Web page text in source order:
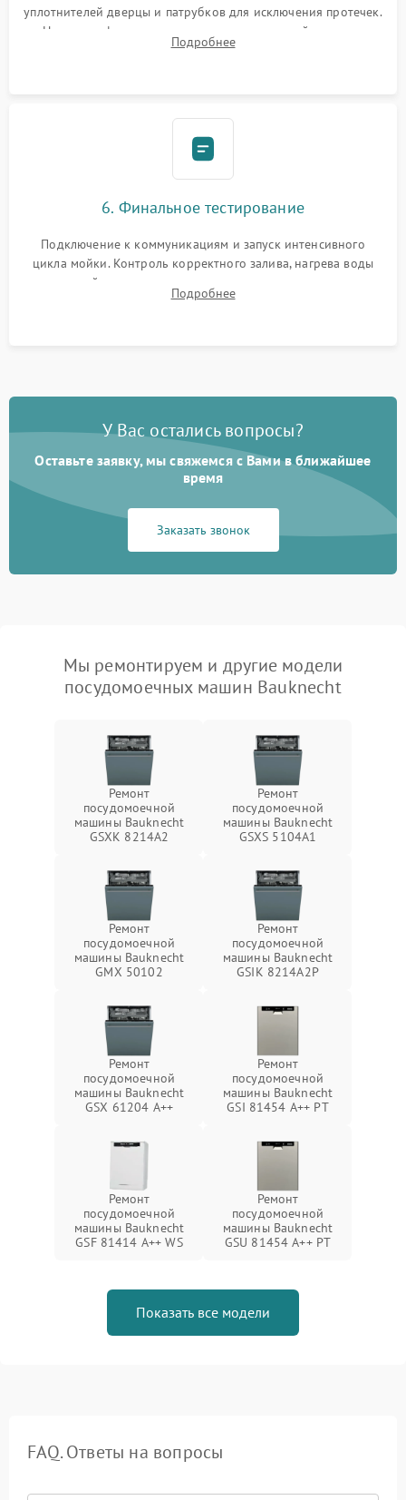
уплотнителей дверцы и патрубков для исключения протечек.
Надежная фиксация хомутов гидравлической системы,
сборка корпуса и установка датчика поплавка.
Подробнее
6. Финальное тестирование
Подключение к коммуникациям и запуск интенсивного
цикла мойки. Контроль корректного залива, нагрева воды
до нужной температуры, отсутствия посторонних шумов,
штатного слива и абсолютной сухости в поддоне.
Подробнее
У Вас остались вопросы?
Оставьте заявку, мы свяжемся с Вами в ближайшее
время
Заказать звонок
Мы ремонтируем и другие модели
посудомоечных машин Bauknecht
Ремонт
посудомоечной
машины Bauknecht
GSXK 8214A2
Ремонт
посудомоечной
машины Bauknecht
GSXS 5104A1
Ремонт
посудомоечной
машины Bauknecht
GMX 50102
Ремонт
посудомоечной
машины Bauknecht
GSIK 8214A2P
Ремонт
посудомоечной
машины Bauknecht
GSX 61204 A++
Ремонт
посудомоечной
машины Bauknecht
GSI 81454 A++ PT
Ремонт
посудомоечной
машины Bauknecht
GSF 81414 A++ WS
Ремонт
посудомоечной
машины Bauknecht
GSU 81454 A++ PT
Показать все модели
FAQ. Ответы на вопросы